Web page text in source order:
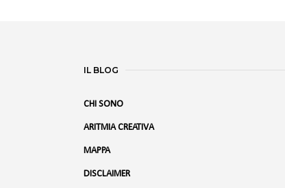
IL BLOG
CHI SONO
ARITMIA CREATIVA
MAPPA
DISCLAIMER